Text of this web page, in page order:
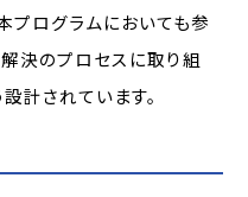
プログラムにおいても参
決のプロセスに取り組
計されています。